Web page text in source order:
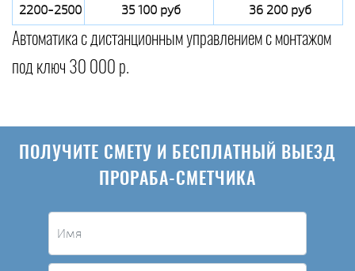
2200-2500 35 100 руб 36 200 руб
Автоматика с дистанционным управлением с монтажом
под ключ 30 000 р.
ПОЛУЧИТЕ СМЕТУ И БЕСПЛАТНЫЙ ВЫЕЗД
ПРОРАБА-СМЕТЧИКА